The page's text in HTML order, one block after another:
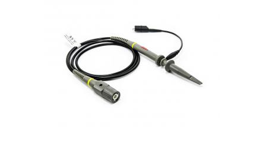
Winfun Trigon: Hamming, Hanning, Kaiser, Blackman, GaussiWin,
Triangle, Harris, Bartlett, Tan, Cot, Sec, Csc, Asin, Acos, Atan, ACot a
umožňuje také ukládání vlastních do paměti generátoru. Generátor
podporuje USB host a USB device. Generátor funkcí
nabídne vynikající poměr cena/výkonve své kategorii a kromě
základních funkcí také velmi rozsáhlé možnosti modulace signálu.
Nechybí ani 100% podpora LabView. Generátor lze výškově nastavit
pomocí stojanu, který lze použít i jako ucho pro přenášení.